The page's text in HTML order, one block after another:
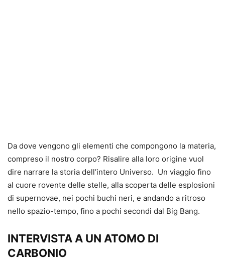
Da dove vengono gli elementi che compongono la materia,
compreso il nostro corpo? Risalire alla loro origine vuol
dire narrare la storia dell’intero Universo. Un viaggio fino
al cuore rovente delle stelle, alla scoperta delle esplosioni
di supernovae, nei pochi buchi neri, e andando a ritroso
nello spazio-tempo, fino a pochi secondi dal Big Bang.
INTERVISTA A UN ATOMO DI
CARBONIO